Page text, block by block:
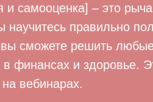
и самооценка] – это
правильно
вы сможете решить
финансах и здоровье.
вебинарах.